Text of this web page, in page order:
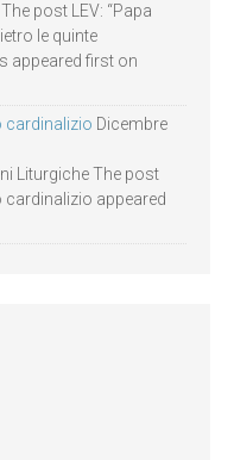
post LEV: “Papa
le quinte
appeared first on
cardinalizio Dicembre
Liturgiche The post
appeared